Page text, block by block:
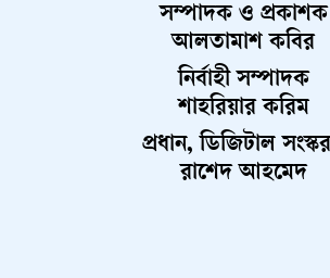
সম্পাদক ও প্রকাশক
আলতামাশ কবির
নির্বাহী সম্পাদক
শাহরিয়ার করিম
প্রধান, ডিজিটাল
রাশেদ আহমেদ